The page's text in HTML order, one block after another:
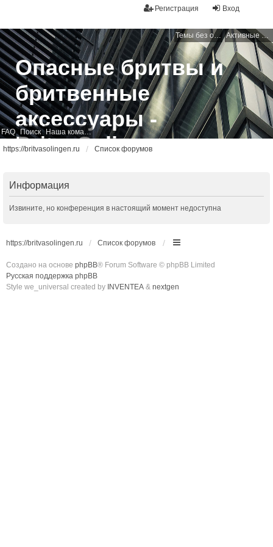
Вход
Регистрация
Темы без ответов Активные темы
FAQ Поиск Наша команда
Опасные бритвы и
бритвенные
аксессуары -
BritvaSolingen
https://britvasolingen.ru Список форумов
Информация
Извините, но конференция в настоящий момент недоступна
https://britvasolingen.ru Список форумов
Создано на основе phpBB® Forum Software © phpBB Limited
Русская поддержка phpBB
Style we_universal created by INVENTEA & nextgen